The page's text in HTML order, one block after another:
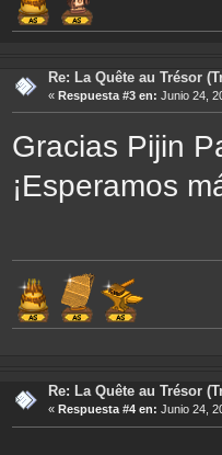
Re: La Quête au Trésor
« Respuesta #3 en: Junio 24,
Gracias Pijin
¡Esperamos
Re: La Quête au Trésor
« Respuesta #4 en: Junio 24,